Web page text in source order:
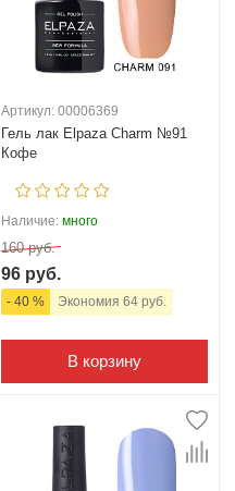
Артикул: 00006369
Гель лак Elpaza Charm №91
Кофе
Наличие: много
160 руб.
96 руб.
- 40 % Экономия 64 руб.
В корзину